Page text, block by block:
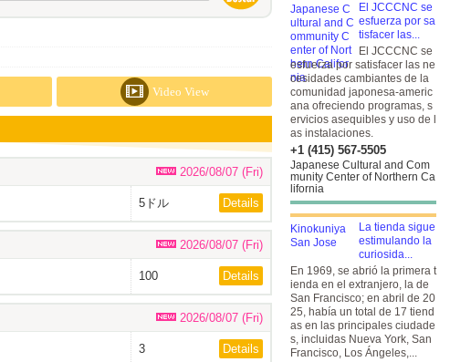
Video View
2026/08/07 (Fri)
5ドル Details
2026/08/07 (Fri)
100 Details
2026/08/07 (Fri)
3 Details
El JCCCNC se
esfuerza por sa
tisfacer las...
El JCCCNC se
esfuerza por satisfacer las ne
cesidades cambiantes de la
comunidad japonesa-americ
ana ofreciendo programas, s
ervicios asequibles y uso de l
as instalaciones.
+1 (415) 567-5505
Japanese Cultural and Com
munity Center of Northern Ca
lifornia
La tienda sigue
estimulando la
curiosida...
En 1969, se abrió la primera t
ienda en el extranjero, la de
San Francisco; en abril de 20
25, había un total de 17 tiend
as en las principales ciudade
s, incluidas Nueva York, San
Francisco, Los Ángeles,...